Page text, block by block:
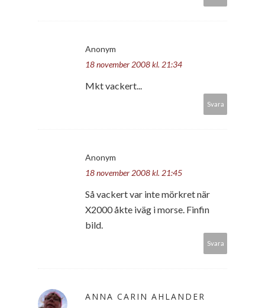
Anonym
18 november 2008 kl. 21:34
Mkt vackert...
Svara
Anonym
18 november 2008 kl. 21:45
Så vackert var inte mörkret när
X2000 åkte iväg i morse. Finfin
bild.
Svara
ANNA CARIN AHLANDER